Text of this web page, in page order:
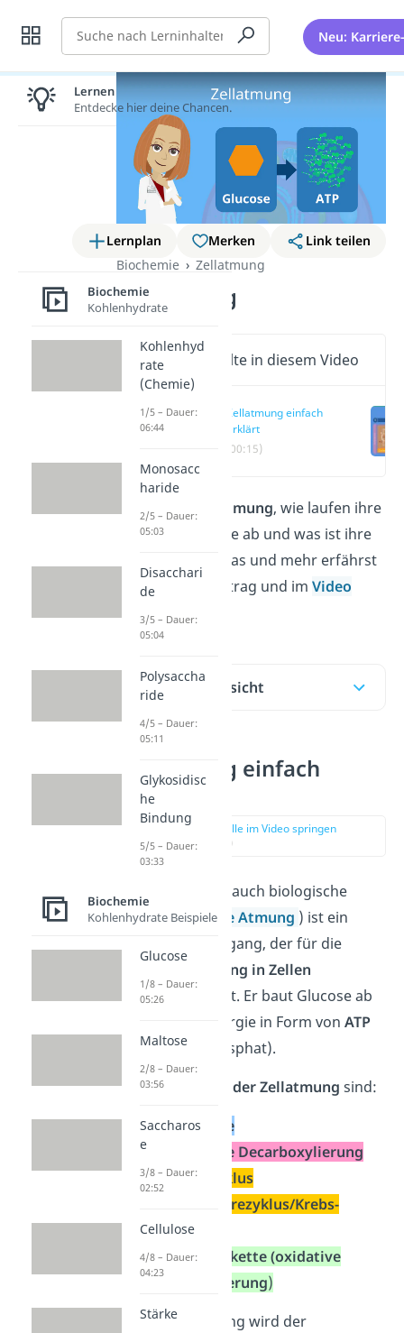
Suche Neu:
Lernplan Merken
Link teilen
Biochemie
Zellatmung
Zellatmung
Wichtige Inhalte in diesem Video
Zellatmung einfach
erklärt
(00:15)
Was ist die Zellatmung, wie laufen ihre
einzelnen Schritte ab und was ist ihre
Energiebilanz? Das und mehr erfährst
du in diesem Beitrag und im Video
dazu!
Inhaltsübersicht
Zellatmung einfach
erklärt
zur Stelle im Video springen
(00:15)
Die
(auch biologische
Oxidation/innere Atmung ) ist ein
Stoffwechselvorgang, der für die
Energiegewinnung in Zellen
verantwortlich ist. Er baut Glucose ab
und erzeugt Energie in Form von ATP
(Adenosintriphosphat).
DieTeilprozesse der Zellatmung sind:
dieGlykolyse
die
Oxidative Decarboxylierung
derCitratzyklus
(Zitronensäurezyklus/Krebs-
Zyklus)
die Atmungskette (oxidative
Phosphorylierung)
Bei der Zellatmung wird der
Lernen lohnt sich!
Entdecke hier deine Chancen.
Biochemie
Kohlenhydrate
Kohlenhyd
rate
(Chemie)
1/5 – Dauer:
06:44
Monosacc
haride
2/5 – Dauer:
05:03
Disacchari
de
3/5 – Dauer:
05:04
Polysaccha
ride
4/5 – Dauer:
05:11
Glykosidisc
he
Bindung
5/5 – Dauer:
03:33
Biochemie
Kohlenhydrate Beispiele
Glucose
1/8 – Dauer:
05:26
Maltose
2/8 – Dauer:
03:56
Saccharos
e
3/8 – Dauer:
02:52
Cellulose
4/8 – Dauer:
04:23
Stärke